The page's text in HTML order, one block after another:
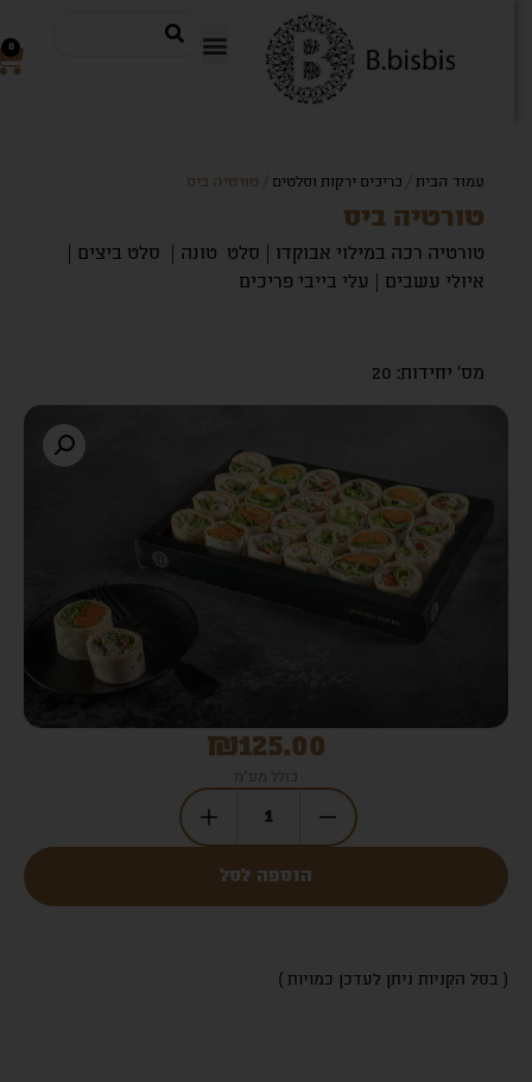
עמוד הבית/כריכים ירקות וסלטים/ טורטיה ביס
טורטיה ביס
טורטיה רכה במילוי אבוקדו | סלט טונה | סלט ביצים |
איולי עשבים | עלי בייבי פריכים
מס' יחידות: 20
₪125.00
כולל מע"מ
הוספה לסל
( בסל הקניות ניתן לעדכן כמויות )